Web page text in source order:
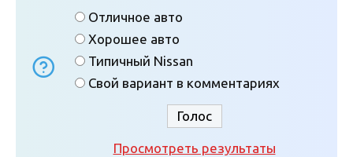
Отличное авто
Хорошее авто
Типичный Nissan
Свой вариант в комментариях
Просмотреть результаты